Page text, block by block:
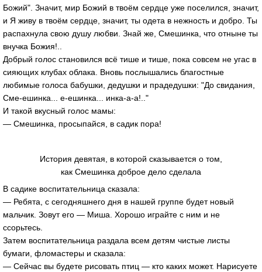
Божий". Значит, мир Божий в твоём сердце уже поселился, значит,
и Я живу в твоём сердце, значит, ты одета в нежность и добро. Ты
распахнула свою душу любви. Знай же, Смешинка, что отныне ты
внучка Божия!..
Добрый голос становился всё тише и тише, пока совсем не угас в
сияющих клубах облака. Вновь послышались благостные
любимые голоса бабушки, дедушки и прадедушки: "До свидания,
Сме-ешинка... е-ешинка... инка-а-а!.."
И такой вкусный голос мамы:
— Смешинка, просыпайся, в садик пора!
История девятая, в которой сказывается о том,
как Смешинка доброе дело сделала
В садике воспитательница сказала:
— Ребята, с сегодняшнего дня в нашей группе будет новый
мальчик. Зовут его — Миша. Хорошо играйте с ним и не
ссорьтесь.
Затем воспитательница раздала всем детям чистые листы
бумаги, фломастеры и сказала:
— Сейчас вы будете рисовать птиц — кто каких может. Нарисуете